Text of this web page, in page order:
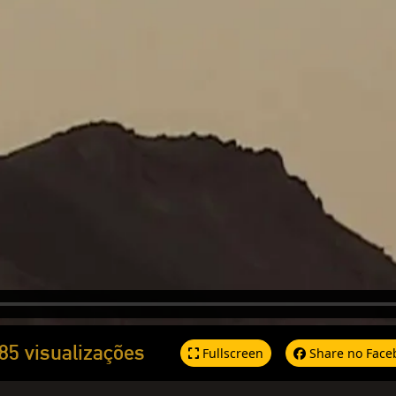
visualizações Fullscreen Share no